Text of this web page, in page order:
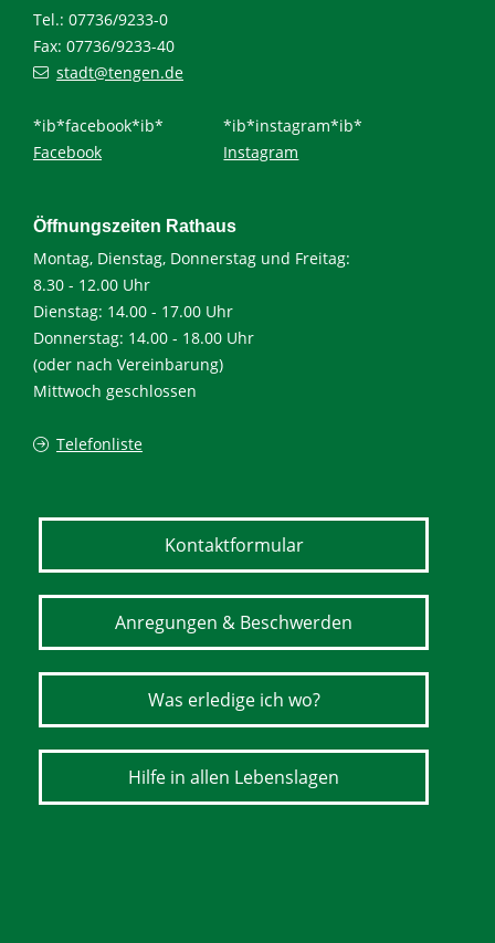
Tel.: 07736/9233-0
Fax: 07736/9233-40
stadt@tengen.de
*ib*facebook*ib*
Facebook
*ib*instagram*ib*
Instagram
Öffnungszeiten Rathaus
Montag, Dienstag, Donnerstag und Freitag:
8.30 - 12.00 Uhr
Dienstag: 14.00 - 17.00 Uhr
Donnerstag: 14.00 - 18.00 Uhr
(oder nach Vereinbarung)
Mittwoch geschlossen
Telefonliste
Kontaktformular
Anregungen & Beschwerden
Was erledige ich wo?
Hilfe in allen Lebenslagen